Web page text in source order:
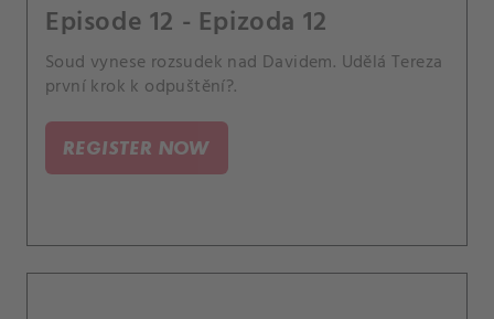
Episode 12 - Epizoda 12
Soud vynese rozsudek nad Davidem. Udělá Tereza
první krok k odpuštění?.
REGISTER NOW